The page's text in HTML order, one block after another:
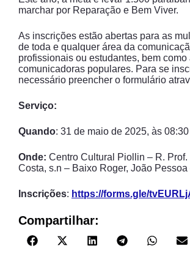
marchar por Reparação e Bem Viver.
As inscrições estão abertas para as
de toda e qualquer área da
profissionais ou estudantes, bem como
comunicadoras populares. Para se
necessário preencher o formulário
Serviço:
Quando: 31 de maio de 2025, às 08:30
Onde: Centro Cultural Piollin – R.
Costa, s.n – Baixo Roger, João Pessoa
Inscrições: https://forms.gle/
Compartilhar: